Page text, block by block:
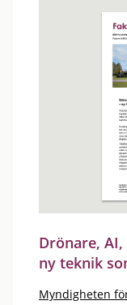
Drönare,
ny teknik
Myndigheten